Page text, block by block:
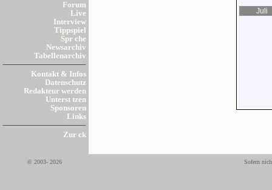
Forum
Live
Interview
Tippspiel
Spr che
Newsarchiv
Tabellenarchiv
Kontakt & Infos
Datenschutz
Redakteur werden
Unterst tzen
Sponsoren
Links
Zur ck
Juli
© 2003- 2026 Sofern